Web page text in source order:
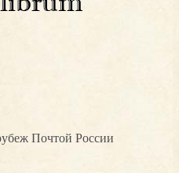
Почтой России